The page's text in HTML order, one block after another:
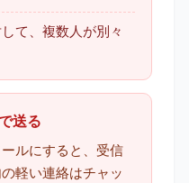
て、複数人が別々
送る
ルにすると、受信
軽い連絡はチャッ